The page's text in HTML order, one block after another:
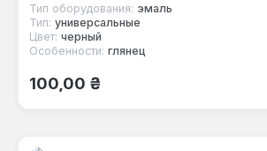
Тип оборудования: эмаль
Тип: универсальные
Цвет: черный
Особенности: глянец
Обычная цена:
100,00 ₴